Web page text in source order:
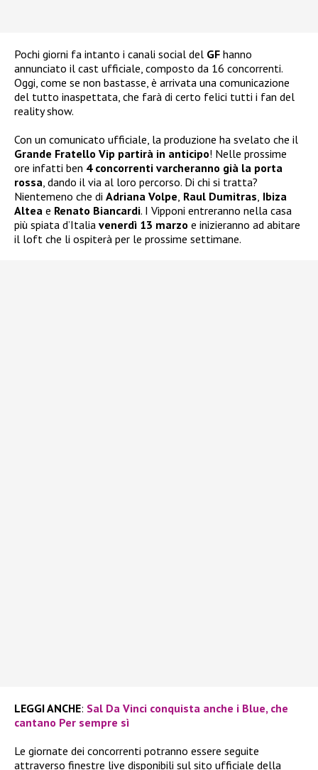
Pochi giorni fa intanto i canali social del GF hanno
annunciato il cast ufficiale, composto da 16 concorrenti.
Oggi, come se non bastasse, è arrivata una comunicazione
del tutto inaspettata, che farà di certo felici tutti i fan del
reality show.
Con un comunicato ufficiale, la produzione ha svelato che il
Grande Fratello Vip partirà in anticipo! Nelle prossime
ore infatti ben 4 concorrenti varcheranno già la porta
rossa, dando il via al loro percorso. Di chi si tratta?
Nientemeno che di Adriana Volpe, Raul Dumitras, Ibiza
Altea e Renato Biancardi. I Vipponi entreranno nella casa
più spiata d’Italia venerdì 13 marzo e inizieranno ad abitare
il loft che li ospiterà per le prossime settimane.
LEGGI ANCHE: Sal Da Vinci conquista anche i Blue, che
cantano Per sempre sì
Le giornate dei concorrenti potranno essere seguite
attraverso finestre live disponibili sul sito ufficiale della